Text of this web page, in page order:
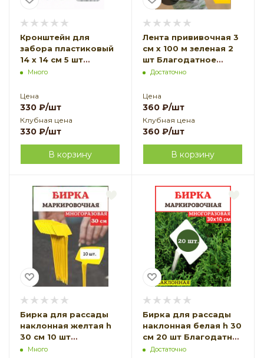
Кронштейн для
забора пластиковый
14 х 14 см 5 шт
Благодатное
Много
Цена
330 ₽/шт
Клубная цена
330 ₽/шт
В корзину
Лента прививочная 3
см х 100 м зеленая 2
шт Благодатное
земледелие
Достаточно
Цена
360 ₽/шт
Клубная цена
360 ₽/шт
В корзину
Бирка для рассады
наклонная желтая h
30 см 10 шт
Благодатное
Много
Бирка для рассады
наклонная белая h 30
см 20 шт Благодатное
земледелие
Достаточно